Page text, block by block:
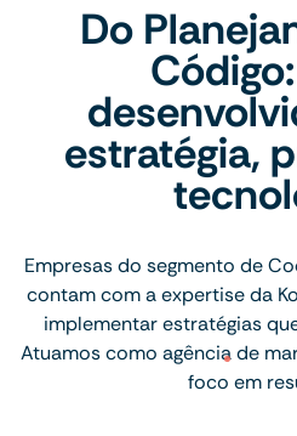
Do
estratégia,
Empresas do segmento de
contam com a expertise da
implementar estratégias
Atuamos como agência de
foco em